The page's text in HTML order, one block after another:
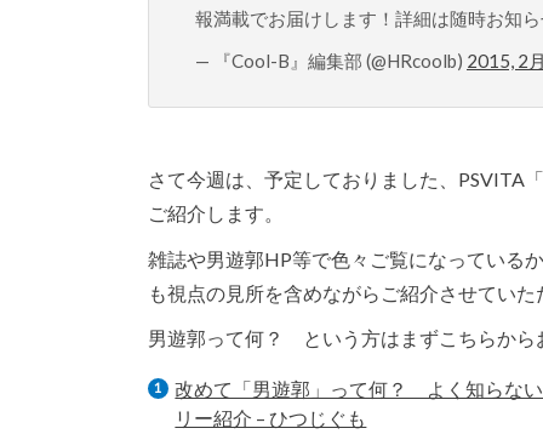
報満載でお届けします！詳細は随時お知
— 『Cool-B』編集部 (@HRcoolb) 2015, 2
さて今週は、予定しておりました、PSVITA
ご紹介します。
雑誌や男遊郭HP等で色々ご覧になっている
も視点の見所を含めながらご紹介させてい
男遊郭って何？ という方はまずこちらから
改めて「男遊郭」って何？ よく知らな
リー紹介 – ひつじぐも